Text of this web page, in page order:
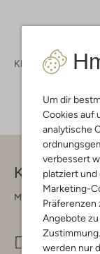
Um dir
Cookies auf
analytische
verbessert
platziert
Marketing-
Präferenzen
Angebote
werden nur
Kleidung Jeans
Kontakt
Montag - Freitag